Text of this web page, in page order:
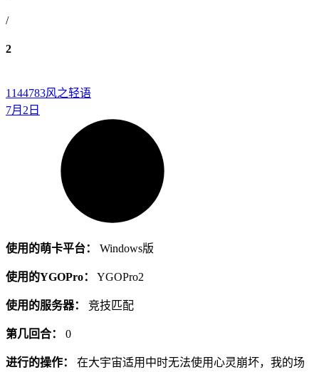
/
2
1144783风之轻语
7月2日
使用的萌卡平台： Windows版
使用的YGOPro： YGOPro2
使用的服务器： 竞技匹配
第几回合： 0
进行的操作：
在大宇宙适用中时无法使用心灵崩坏，我的场